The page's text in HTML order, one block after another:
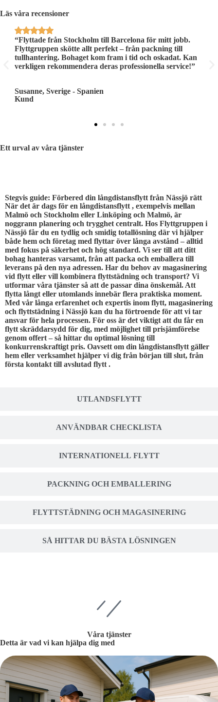
Läs våra recensioner
“Flyttade från Stockholm till Barcelona för mitt jobb.
Flyttgruppen skötte allt perfekt – från packning till
tullhantering. Bohaget kom fram i tid och oskadat. Kan
verkligen rekommendera deras professionella service!”
Susanne, Sverige - Spanien
Kund
Ett urval av våra tjänster
UTLANDSFLYTT
ANVÄNDBAR CHECKLISTA
INTERNATIONELL FLYTT
PACKNING OCH EMBALLERING
FLYTTSTÄDNING OCH MAGASINERING
SÅ HITTAR DU BÄSTA LÖSNINGEN
Stegvis guide: Förbered din långdistansflytt från Nässjö rätt
När det är dags för en långdistansflytt , exempelvis mellan
Malmö och Stockholm eller Linköping och Malmö, är
noggrann planering och trygghet centralt. Hos Flyttgruppen i
Nässjö får du en tydlig och smidig totallösning där vi hjälper
både hem och företag med flyttar över långa avstånd – alltid
med fokus på säkerhet och hög standard. Vi ser till att ditt
bohag hanteras varsamt, från att packa och emballera till
leverans på den nya adressen. Har du behov av magasinering
vid flytt eller vill kombinera flyttstädning och transport? Vi
utformar våra tjänster så att de passar dina önskemål. Att
flytta långt eller utomlands innebär flera praktiska moment.
Med vår långa erfarenhet och expertis inom flytt, magasinering
och flyttstädning i Nässjö kan du ha förtroende för att vi tar
ansvar för hela processen. För oss är det viktigt att du får en
flytt skräddarsydd för dig, med möjlighet till prisjämförelse
genom offert – så hittar du optimal lösning till
konkurrenskraftigt pris. Oavsett om din långdistansflytt gäller
hem eller verksamhet hjälper vi dig från början till slut, från
första kontakt till avslutad flytt .
Våra tjänster
Detta är vad vi kan hjälpa dig med